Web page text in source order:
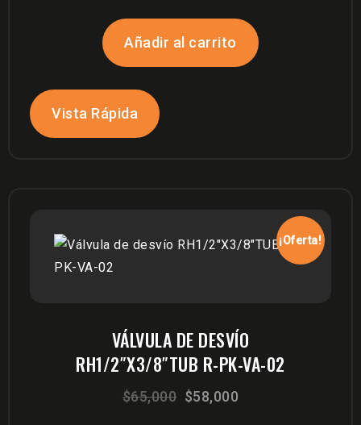
original
actual
es:
Añadir al carrito
Vista Rápida
¡Oferta!
VÁLVULA DE DESVÍO
RH1/2″X3/8″TUB R-PK-VA-02
$65,000 El
$58,000